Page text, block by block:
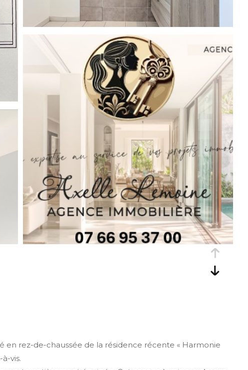
rez-de-chaussée de la résidence récente « Harmonie
vis.